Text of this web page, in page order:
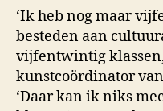
‘Ik heb nog maar
besteden aan
vijfentwintig
kunstcoördinator
‘Daar kan ik niks